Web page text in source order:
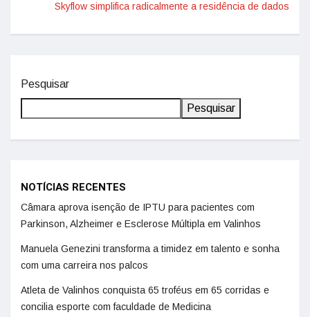
Skyflow simplifica radicalmente a residência de dados
Pesquisar
Pesquisar
NOTÍCIAS RECENTES
Câmara aprova isenção de IPTU para pacientes com
Parkinson, Alzheimer e Esclerose Múltipla em Valinhos
Manuela Genezini transforma a timidez em talento e sonha
com uma carreira nos palcos
Atleta de Valinhos conquista 65 troféus em 65 corridas e
concilia esporte com faculdade de Medicina